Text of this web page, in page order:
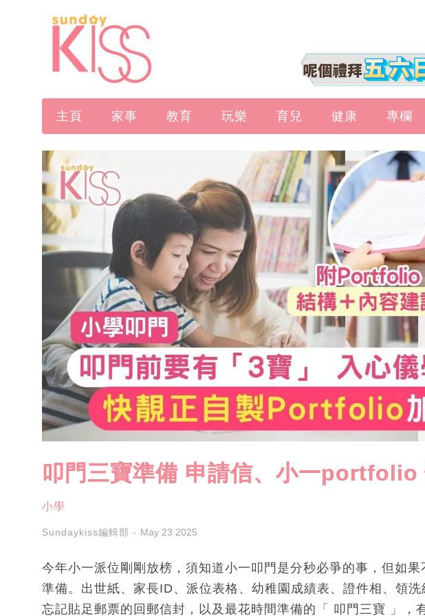
主頁 家事 教育 玩樂 育兒 健康 專欄
叩門三寶準備 申請信、小一portfolio
小學
Sundaykiss編輯部 May 23 2025
今年小一派位剛剛放榜，須知道小一叩門是分秒必爭的事，但如
準備。出世紙、家長ID、派位表格、幼稚園成績表、證件相、領
忘記貼足郵票的回郵信封，以及最花時間準備的「 叩門三寶 」，